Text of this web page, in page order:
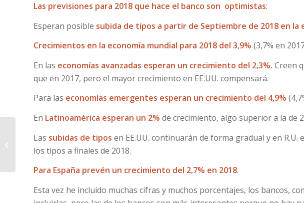
Las previsiones para 2018 que hace el banco son optimistas:
Esperan posible subida de tipos a partir de Septiembre de 2018 en la
Crecimientos en la economía mundial para 2018 del 3,9% (3,7% en
En las economías avanzadas esperan un crecimiento del 2,3%. Creen
que en 2017, pero el mayor crecimiento en EE.UU. compensará.
Para las economías emergentes esperan un crecimiento del 4,9%
En Latinoamérica esperan un 2% de crecimiento, algo superior a la de
Las subidas de tipos en EE.UU. continuarán de forma gradual y en
los tipos a finales de 2018.
Para España prevén un crecimiento del 2,7% en 2018.
Esta vez he incluido muchas cifras y muchos porcentajes, los bancos,